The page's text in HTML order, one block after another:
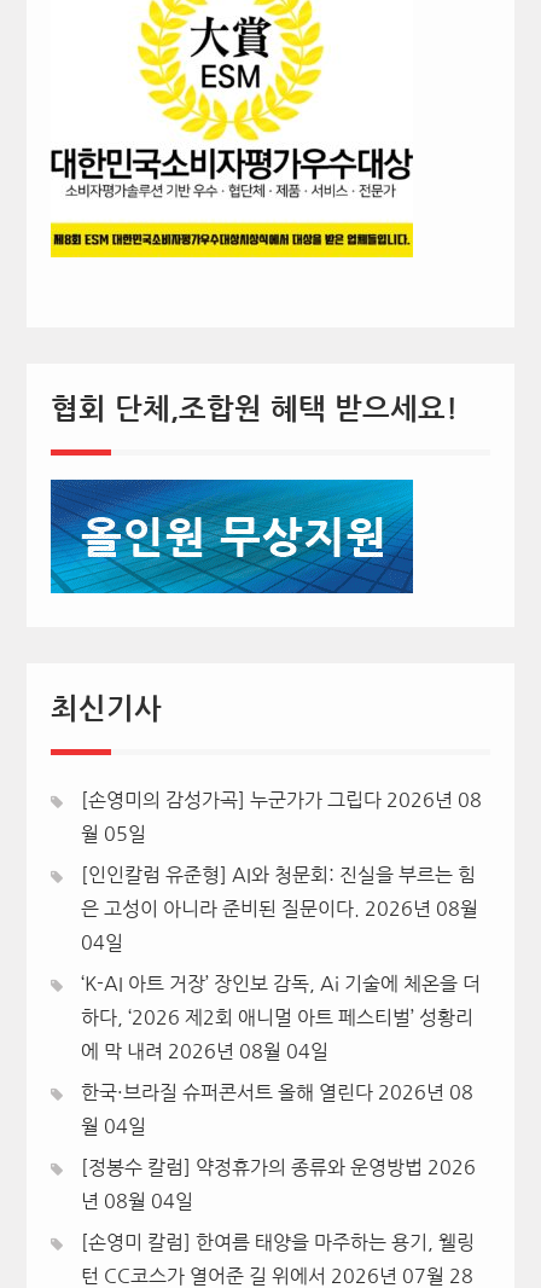
협회 단체,조합원 혜택 받으세요!
최신기사
[손영미의 감성가곡] 누군가가 그립다 2026년 08
월 05일
[인인칼럼 유준형] AI와 청문회: 진실을 부르는 힘
은 고성이 아니라 준비된 질문이다.
2026년 08월
04일
‘K-AI 아트 거장’ 장인보 감독, Ai 기술에 체온을 더
하다, ‘2026 제2회 애니멀 아트 페스티벌’ 성황리
에 막 내려 2026년 08월 04일
한국·브라질 슈퍼콘서트 올해 열린다 2026년 08
월 04일
[정봉수 칼럼] 약정휴가의 종류와 운영방법 2026
년 08월 04일
[손영미 칼럼] 한여름 태양을 마주하는 용기, 웰링
턴 CC코스가 열어준 길 위에서 2026년 07월 28